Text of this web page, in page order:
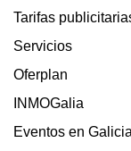
Tarifas
Servicios
Oferplan
INMOGalia
Eventos en Galicia